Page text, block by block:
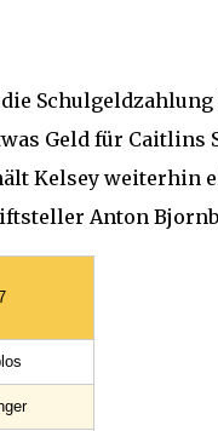
Geld für Caitlins
Kelsey weiterhin
Anton